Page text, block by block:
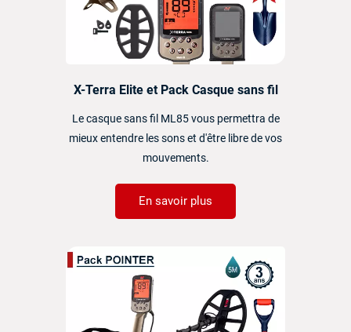
X-Terra Elite et Pack Casque sans fil
Le casque sans fil ML85 vous permettra de
mieux entendre les sons et d'être libre de vos
mouvements.
En savoir plus